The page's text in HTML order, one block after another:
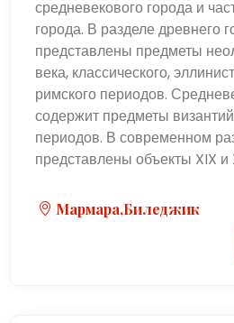
средневекового города и
города. В разделе древнего
представлены предметы
века, классического,
римского периодов.
содержит предметы
периодов. В современном
представлены объекты XIX и
Мармара,Биледжик